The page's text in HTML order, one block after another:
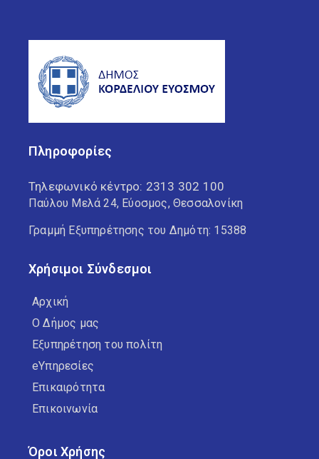
Πληροφορίες
Τηλεφωνικό κέντρο: 2313 302 100
Παύλου Μελά 24, Εύοσμος, Θεσσαλονίκη
Γραμμή Εξυπηρέτησης του Δημότη: 15388
Χρήσιμοι Σύνδεσμοι
Αρχική
Ο Δήμος μας
Εξυπηρέτηση του πολίτη
eΥπηρεσίες
Επικαιρότητα
Επικοινωνία
Όροι Χρήσης